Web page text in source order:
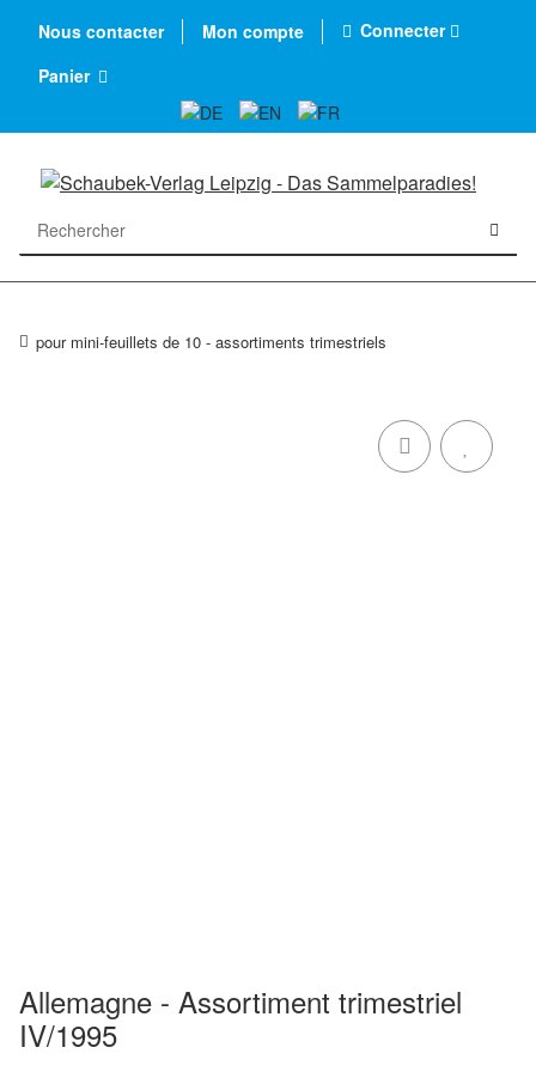
Nous contacter Mon compte
Connecter
Panier
pour mini-feuillets de 10 - assortiments trimestriels
Allemagne - Assortiment trimestriel
IV/1995